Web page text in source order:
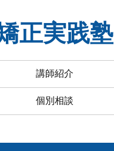
正実践塾
講師紹介
個別相談